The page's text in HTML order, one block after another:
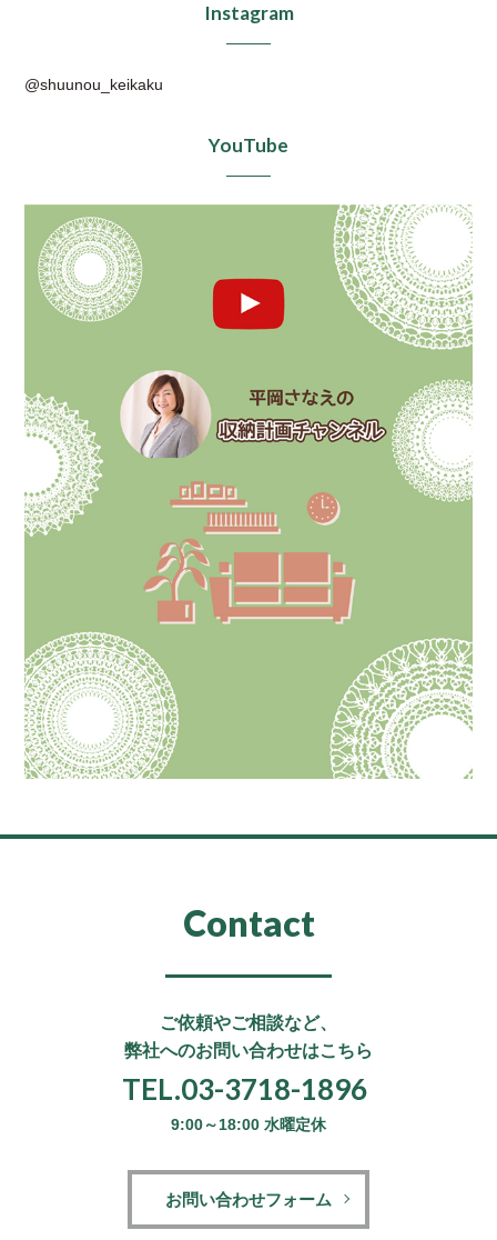
Instagram
@shuunou_keikaku
YouTube
Contact
ご依頼やご相談など、
弊社へのお問い合わせはこちら
TEL.03-3718-1896
9:00～18:00 水曜定休
お問い合わせフォーム